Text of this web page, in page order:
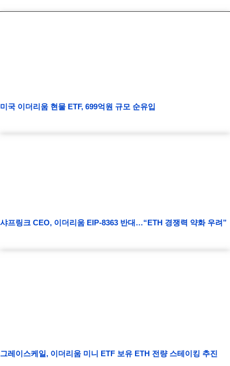
미국 이더리움 현물 ETF, 699억원 규모 순유입
샤프링크 CEO, 이더리움 EIP-8363 반대…“ETH 경쟁력 약화 우려”
그레이스케일, 이더리움 미니 ETF 보유 ETH 전량 스테이킹 추진